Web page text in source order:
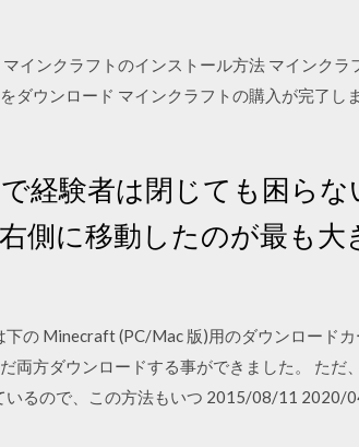
ンクラフトのインストール方法 マインクラ
ダウンロード マインクラフトの購入が完了し
経験者は閉じても困らな
側に移動したのが最も大
Minecraft (PC/Mac 版)用のダウンロードカ
両方ダウンロードする事ができました。 ただ
いるので、この方法もいつ 2015/08/11 2020/